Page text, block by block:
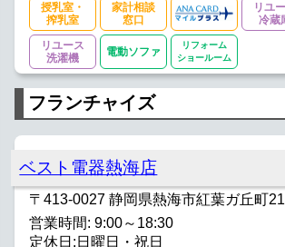
授乳室・
搾乳室
家計相談
窓口
リユ
冷蔵
リユース
洗濯機
電動ソファ
リフォーム
ショールーム
フランチャイズ
ベスト電器熱海店
〒413-0027 静岡県熱海市紅葉ガ丘町
営業時間: 9:00～18:30
定休日:日曜日・祝日